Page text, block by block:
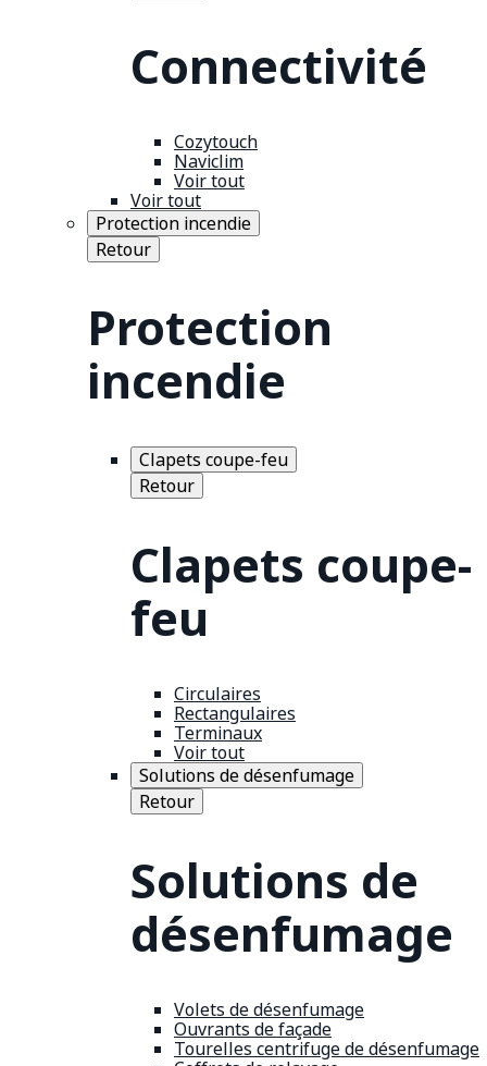
Connectivité
Cozytouch
Naviclim
Voir tout
Voir tout
Protection incendie
Retour
Protection
incendie
Clapets coupe-feu
Retour
Clapets coupe-
feu
Circulaires
Rectangulaires
Terminaux
Voir tout
Solutions de désenfumage
Retour
Solutions de
désenfumage
Volets de désenfumage
Ouvrants de façade
Tourelles centrifuge de désenfumage